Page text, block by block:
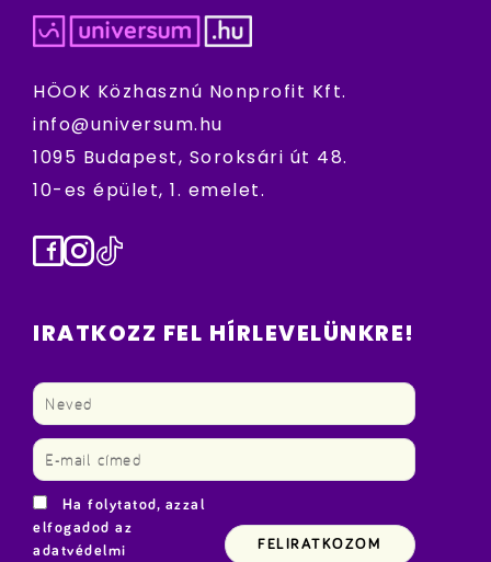
HÖOK Közhasznú Nonprofit Kft.
info@universum.hu
1095 Budapest, Soroksári út 48.
10-es épület, 1. emelet.
Facebook
Instagram
TikTok
IRATKOZZ FEL HÍRLEVELÜNKRE!
Ha folytatod, azzal
elfogadod az
adatvédelmi